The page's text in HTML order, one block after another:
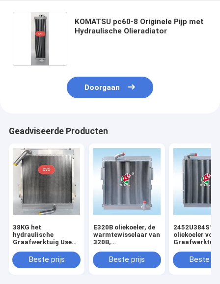
KOMATSU pc60-8 Originele Pijp met
Hydraulische Olieradiator
Doorgaan
Geadviseerde Producten
38KG het
hydraulische
Graafwerktuig Use
Voerman E320 van
de Olieradiator
Beste prijs
E320B oliekoeler, de
warmtewisselaar van
320B,
luchtkoeler,
Radiator, olietank,
Beste prijs
2452U384S1
oliekoeler
MD200BLC
K907
Beste